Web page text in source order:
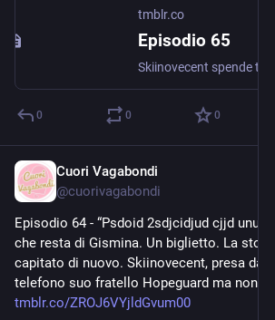
tmblr.co
Episodio 65
0 0 0
Cuori Vagabondi
@cuorivagabondi
Episodio 64 - “Psdoid 2sdjcidjud cjjd unun-
che resta di Gismina. Un biglietto. La storia
capitato di nuovo. Skiinovecent, presa dal
telefono suo fratello Hopeguard ma non
tmblr.co/ZROJ6VYjldGvum00